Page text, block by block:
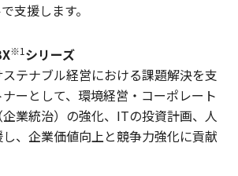
支援します。
※1 シリーズ
テナブル経営における課題解決を支
ーとして、環境経営・コーポレート
業統治）の強化、ITの投資計画、人
、企業価値向上と競争力強化に貢献